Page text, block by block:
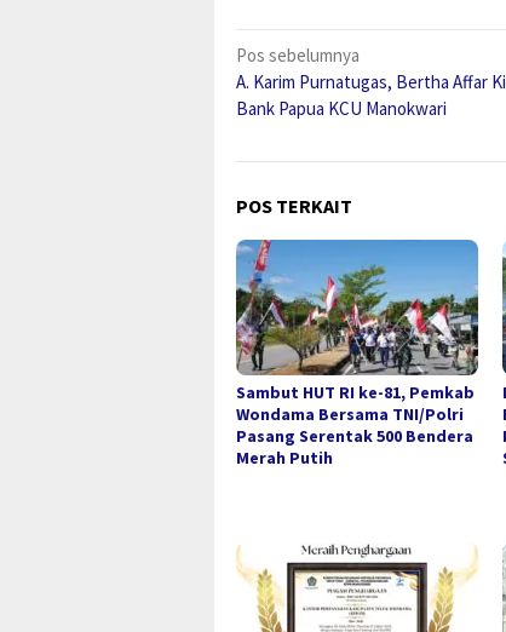
Navigasi
pos
Pos sebelumnya
A. Karim Purnatugas, Bertha Affar
Bank Papua KCU Manokwari
POS TERKAIT
Sambut HUT RI ke-81, Pemkab
Wondama Bersama TNI/Polri
Pasang Serentak 500 Bendera
Merah Putih